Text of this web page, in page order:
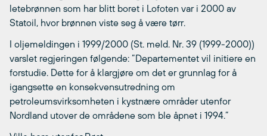
letebrønnen som har blitt boret i Lofoten var i 2000 av
Statoil, hvor brønnen viste seg å være tørr.
I oljemeldingen i 1999/2000 (St. meld. Nr. 39 (1999-2000))
varslet regjeringen følgende: ”Departementet vil initiere en
forstudie. Dette for å klargjøre om det er grunnlag for å
igangsette en konsekvensutredning om
petroleumsvirksomheten i kystnære områder utenfor
Nordland utover de områdene som ble åpnet i 1994.”